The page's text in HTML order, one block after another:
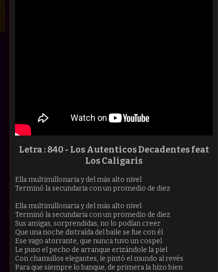
Letra :840 - Los Autenticos Decadentes feat
Los Caligaris
Ella multimillonaria y del más alto nivel
Terminó la secundaria con un promedio de diez
Ella multimillonaria y del más alto nivel
Terminó la secundaria con un promedio de diez
Sus amigas, sorprendidas, no lo podían creer
Que una noche distraída del baile se fue con él
Ese vago atorrante, que nunca tuvo un cospel
Le puso el pecho de arranque erizándole la piel
Con chamullos elegantes, le pintó el mundo al revés
Para que siempre lo banque, de primera la hizo bien